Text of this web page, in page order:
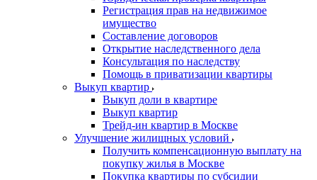
Регистрация прав на недвижимое
имущество
Составление договоров
Открытие наследственного дела
Консультация по наследству
Помощь в приватизации квартиры
Выкуп квартир
Выкуп доли в квартире
Выкуп квартир
Трейд-ин квартир в Москве
Улучшение жилищных условий
Получить компенсационную выплату на
покупку жилья в Москве
Покупка квартиры по субсидии